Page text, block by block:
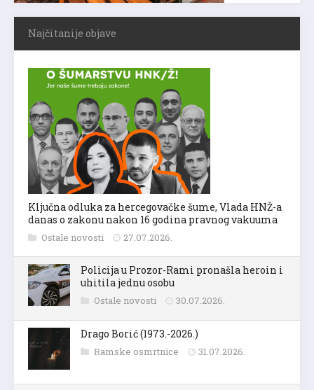
Najčitanije objave
Ključna odluka za hercegovačke šume, Vlada HNŽ-a
danas o zakonu nakon 16 godina pravnog vakuuma
Ostale novosti 27.07.2026.
Policija u Prozor-Rami pronašla heroin i
uhitila jednu osobu
Ostale novosti 30.07.2026.
Drago Borić (1973.-2026.)
Ramske osmrtnice 31.07.2026.